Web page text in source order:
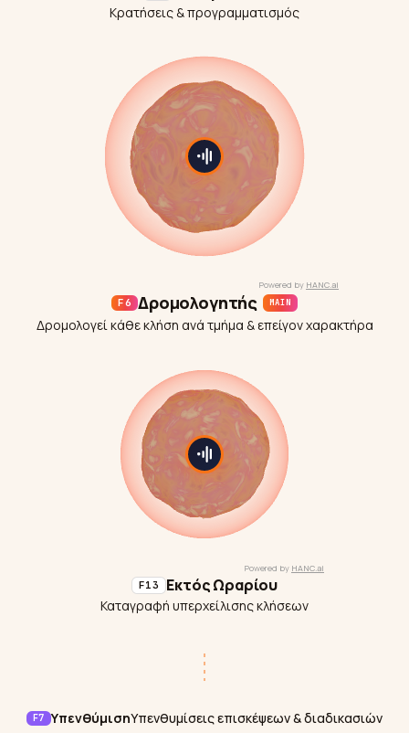
Κρατήσεις & προγραμματισμός
F6 Δρομολογητής MAIN
Δρομολογεί κάθε κλήση ανά τμήμα & επείγον χαρακτήρα
F13 Εκτός Ωραρίου
Καταγραφή υπερχείλισης κλήσεων
F7 ΥπενθύμισηΥπενθυμίσεις επισκέψεων & διαδικασιών